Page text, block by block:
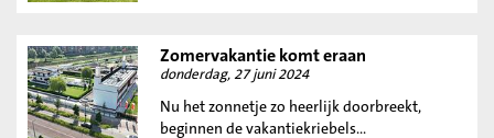
Zomervakantie komt eraan
donderdag, 27 juni 2024
Nu het zonnetje zo heerlijk doorbreekt,
beginnen de vakantiekriebels...